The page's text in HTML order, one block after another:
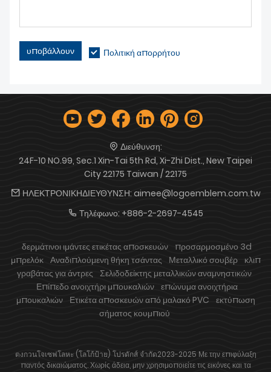
υποβάλλουν Πολιτική απορρήτου
Διεύθυνση:
24F-10 NO.99, Sec.1 Xin-Tai 5th Rd, Xi-Zhi Dist., New Taipei
City 22175 Taiwan / 22175
ΗΛΕΚΤΡΟΝΙΚΗΔΙΕΥΘΥΝΣΗ: aimee@logoemblem.com.tw
Τηλέφωνο: +886-2-2697-4545
δερμάτινοι ιμάντες ετικέτας αποσκευών προσαρμοσμένο 3d
μπρελόκ Αναδιπλούμενη θήκη τσάντας Μεταλλικό σουβέρ
κλιπ
γραβάτας για άντρες Σελιδοδείκτης μεταλλικών αναμνηστικών
Επίπεδο ανοιχτήρι μπουκαλιών επώνυμα ανοιχτήρια
μπουκαλιών
Ετικέτα αποσκευών από μαλακό PVC εκτύπωση
σήματος κουμπιού
ตงกวนโจเซฟโลหะ (โลโก้ป้าย) โปรดักส์ จำกัด2023-2025 Με την επιφύλαξη
παντός δικαιώματος. Χωρίς άδεια, μην χρησιμοποιείτε τις εικόνες και τα